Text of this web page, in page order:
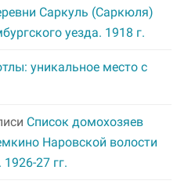
Саркуль (Саркюля)
уезда. 1918 г.
уникальное место с
Список домохозяев
Наровской волости
27 гг.